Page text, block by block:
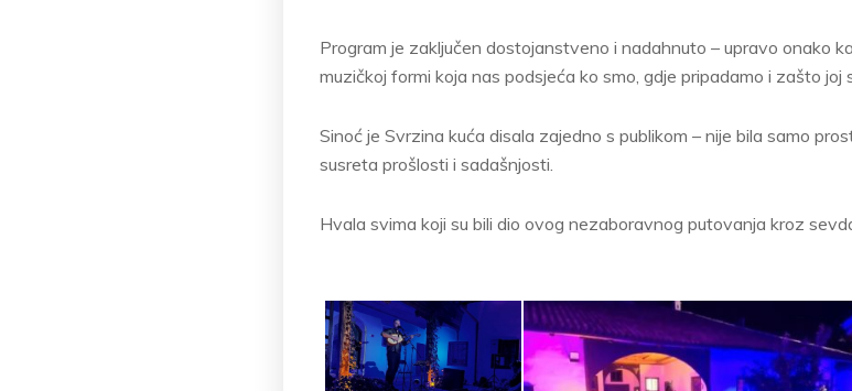
Program je zaključen dostojanstveno i nadahnuto – upravo onako
muzičkoj formi koja nas podsjeća ko smo, gdje pripadamo i zašto joj
Sinoć je Svrzina kuća disala zajedno s publikom – nije bila samo
susreta prošlosti i sadašnjosti.
Hvala svima koji su bili dio ovog nezaboravnog putovanja kroz